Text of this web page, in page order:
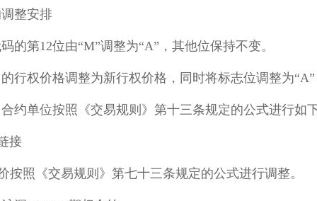
整安排
的第12位由“M”调整为“A”，其他位保持不变。
权价格调整为新行权价格，同时将标志位调整为“A”
单位按照《交易规则》第十三条规定的公式进行如
接
照《交易规则》第七十三条规定的公式进行调整。